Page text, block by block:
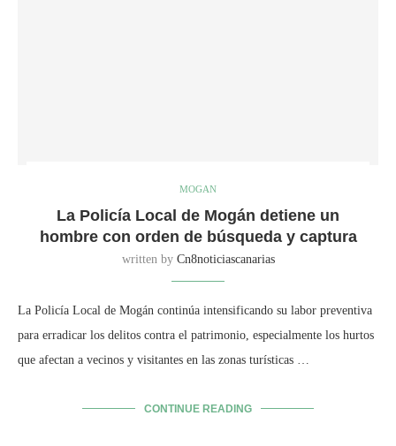
MOGAN
La Policía Local de Mogán detiene un
hombre con orden de búsqueda y captura
written by Cn8noticiascanarias
La Policía Local de Mogán continúa intensificando su labor preventiva
para erradicar los delitos contra el patrimonio, especialmente los hurtos
que afectan a vecinos y visitantes en las zonas turísticas …
CONTINUE READING